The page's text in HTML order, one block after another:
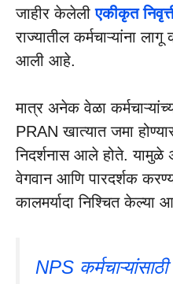
जाहीर केलेलीएकीकृत
राज्यातील कर्मचाऱ्यांना
आली आहे.
मात्र अनेक वेळा
PRAN खात्यात जमा
निदर्शनास आले होते. यामुळे
वेगवान आणि पारदर्शक
कालमर्यादा निश्चित केल्या
NPS